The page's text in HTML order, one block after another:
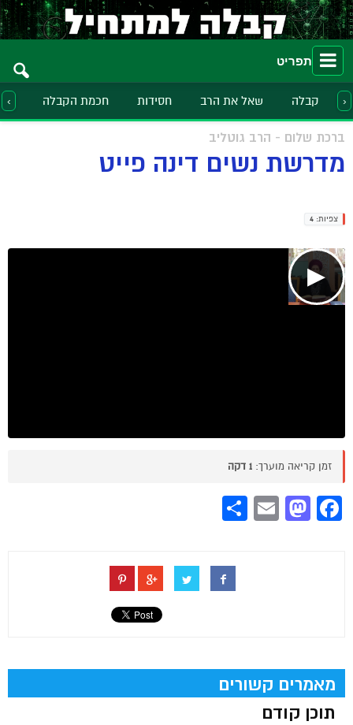
תפריט
קבלה שאל את הרב חסידות חכמת הקבלה ›
‹
ברכת שלום - הרב גוטליב
מדרשת נשים דינה פייט
צפיות: 4
▶
זמן קריאה מוערך: 1 דקה
Facebook
Mastodon
Email
מאמרים קשורים
תוכן קודם